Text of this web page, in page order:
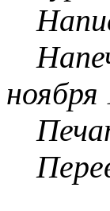
ноября